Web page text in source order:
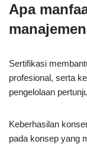
Apa
Sertifikasi
profesional, serta
pengelolaan
Keberhasilan
pada konsep yang